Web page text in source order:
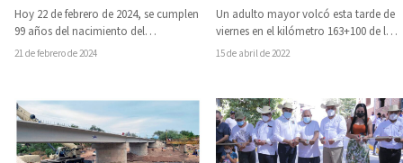
del desarrollo en Huetamo
Hoy 22 de febrero de 2024, se cumplen
99 años del nacimiento del
distinguido huetamense y maestro
21 de febrero de 2024
Un adulto mayor volcó esta tarde de
viernes en el kilómetro 163+100 de la
carretera federal 51 en…
15 de abril de 2022